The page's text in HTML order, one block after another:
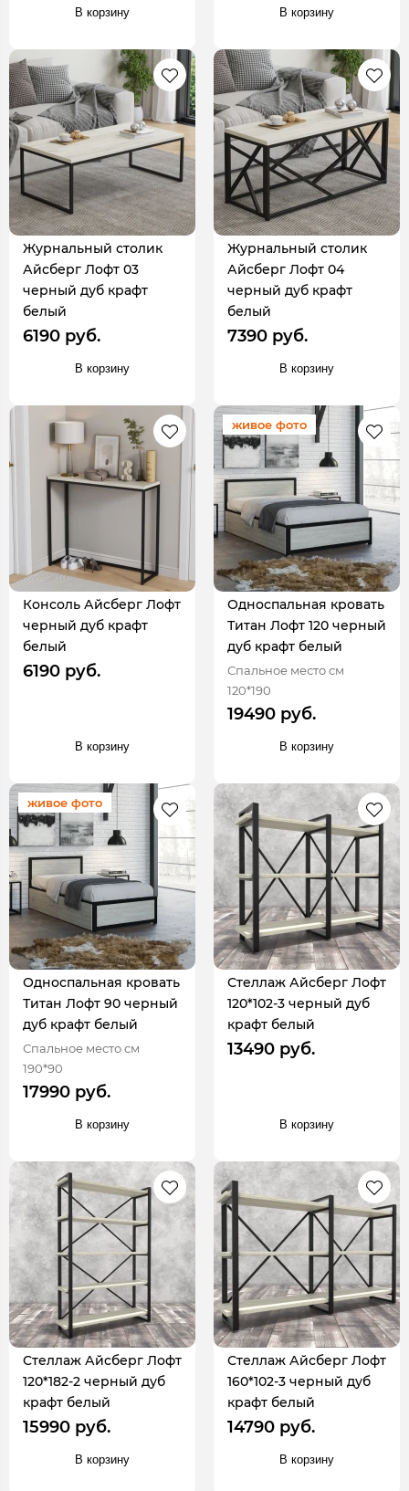
В корзину В корзину
Журнальный столик
Айсберг Лофт 03
черный дуб крафт
белый
6190 руб.
В корзину
Журнальный столик
Айсберг Лофт 04
черный дуб крафт
белый
7390 руб.
В корзину
Консоль Айсберг Лофт
черный дуб крафт
белый
6190 руб.
В корзину
живое фото
Односпальная кровать
Титан Лофт 120 черный
дуб крафт белый
Спальное место см
120*190
19490 руб.
В корзину
живое фото
Односпальная кровать
Титан Лофт 90 черный
дуб крафт белый
Спальное место см
190*90
17990 руб.
В корзину
Стеллаж Айсберг Лофт
120*102-3 черный дуб
крафт белый
13490 руб.
В корзину
Стеллаж Айсберг Лофт
120*182-2 черный дуб
крафт белый
15990 руб.
В корзину
Стеллаж Айсберг Лофт
160*102-3 черный дуб
крафт белый
14790 руб.
В корзину